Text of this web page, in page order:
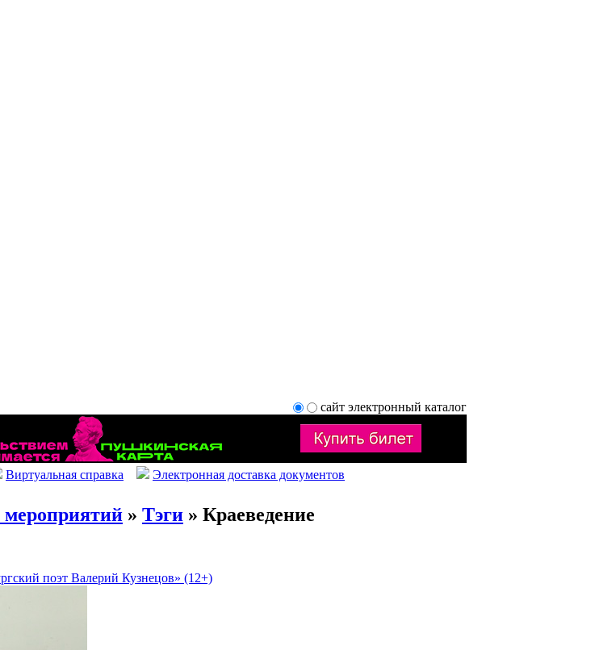
сайт электронный каталог
Виртуальная справка Электронная доставка документов
» Тэги » Краеведение
поэт Валерий Кузнецов» (12+)